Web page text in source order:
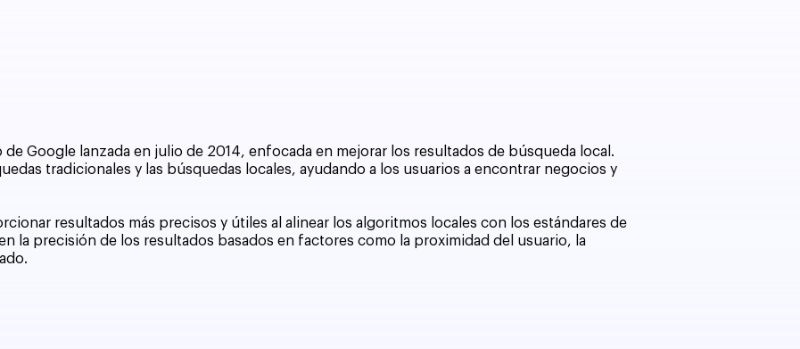
Google lanzada en julio de 2014, enfocada en mejorar los resultados de búsqueda local.
tradicionales y las búsquedas locales, ayudando a los usuarios a encontrar negocios y
resultados más precisos y útiles al alinear los algoritmos locales con los estándares de
la precisión de los resultados basados en factores como la proximidad del usuario, la